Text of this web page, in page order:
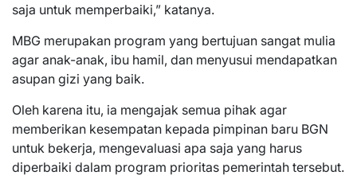
saja untuk memperbaiki,” katanya.
MBG merupakan program yang bertujuan sangat mulia
agar anak-anak, ibu hamil, dan menyusui mendapatkan
asupan gizi yang baik.
Oleh karena itu, ia mengajak semua pihak agar
memberikan kesempatan kepada pimpinan baru BGN
untuk bekerja, mengevaluasi apa saja yang harus
diperbaiki dalam program prioritas pemerintah tersebut.